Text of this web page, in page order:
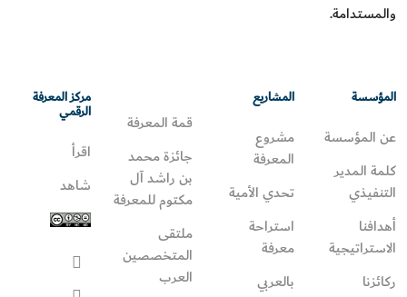
والمستدامة.
المؤسسة
عن المؤسسة
كلمة المدير
التنفيذي
أهدافنا
الاستراتيجية
ركائزنا
المشاريع
مشروع
المعرفة
تحدي الأمية
استراحة
معرفة
بالعربي
قمة المعرفة
جائزة محمد
بن راشد آل
مكتوم للمعرفة
ملتقى
المتخصصين
العرب
مركز المعرفة
الرقمي
اقرأ
شاهد